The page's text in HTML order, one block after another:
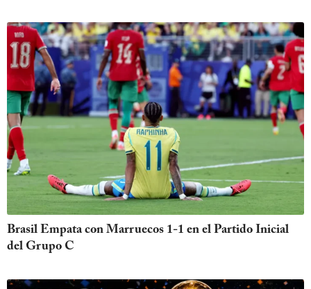
Brasil Empata con Marruecos 1-1 en el Partido Inicial
del Grupo C